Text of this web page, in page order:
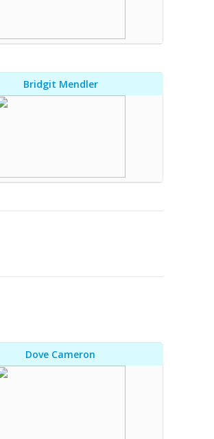
Bridgit Mendler
Dove Cameron